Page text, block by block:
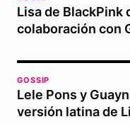
Lisa de BlackPink
colaboración con
GOSSIP
Lele Pons y
versión latina de